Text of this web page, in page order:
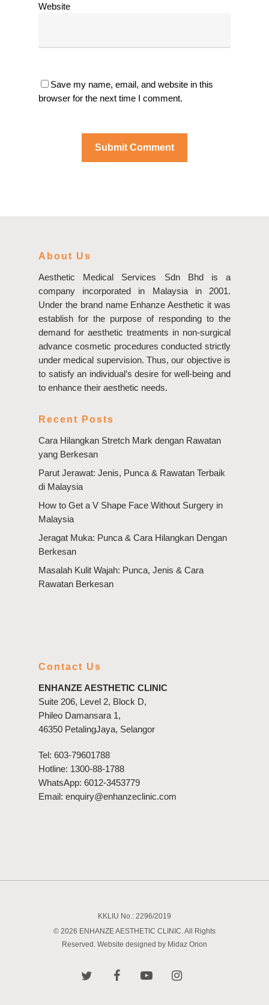
Website
Save my name, email, and website in this
browser for the next time I comment.
About Us
Aesthetic Medical Services Sdn Bhd is a
company incorporated in Malaysia in 2001.
Under the brand name Enhanze Aesthetic it was
establish for the purpose of responding to the
demand for aesthetic treatments in non-surgical
advance cosmetic procedures conducted strictly
under medical supervision. Thus, our objective is
to satisfy an individual’s desire for well-being and
to enhance their aesthetic needs.
Recent Posts
Cara Hilangkan Stretch Mark dengan Rawatan
yang Berkesan
Parut Jerawat: Jenis, Punca & Rawatan Terbaik
di Malaysia
How to Get a V Shape Face Without Surgery in
Malaysia
Jeragat Muka: Punca & Cara Hilangkan Dengan
Berkesan
Masalah Kulit Wajah: Punca, Jenis & Cara
Rawatan Berkesan
Contact Us
ENHANZE AESTHETIC CLINIC
Suite 206, Level 2, Block D,
Phileo Damansara 1,
46350 PetalingJaya, Selangor
Tel: 603-79601788
Hotline: 1300-88-1788
WhatsApp: 6012-3453779
Email: enquiry@enhanzeclinic.com
KKLIU No.: 2296/2019
© 2026 ENHANZE AESTHETIC CLINIC. All Rights
Reserved. Website designed by Midaz Orion